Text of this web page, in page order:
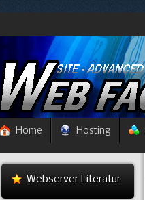
Home Hosting
Webserver Literatur